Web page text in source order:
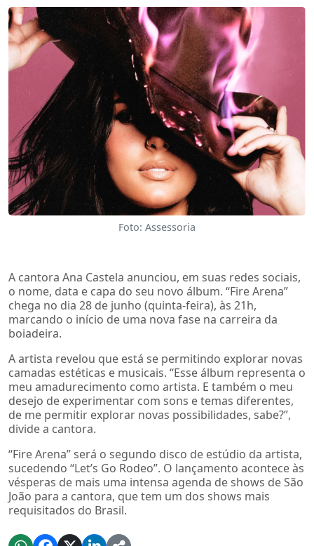
Foto: Assessoria
A cantora Ana Castela anunciou, em suas redes sociais,
o nome, data e capa do seu novo álbum. “Fire Arena”
chega no dia 28 de junho (quinta-feira), às 21h,
marcando o início de uma nova fase na carreira da
boiadeira.
A artista revelou que está se permitindo explorar novas
camadas estéticas e musicais. “Esse álbum representa o
meu amadurecimento como artista. E também o meu
desejo de experimentar com sons e temas diferentes,
de me permitir explorar novas possibilidades, sabe?”,
divide a cantora.
“Fire Arena” será o segundo disco de estúdio da artista,
sucedendo “Let’s Go Rodeo”. O lançamento acontece às
vésperas de mais uma intensa agenda de shows de São
João para a cantora, que tem um dos shows mais
requisitados do Brasil.